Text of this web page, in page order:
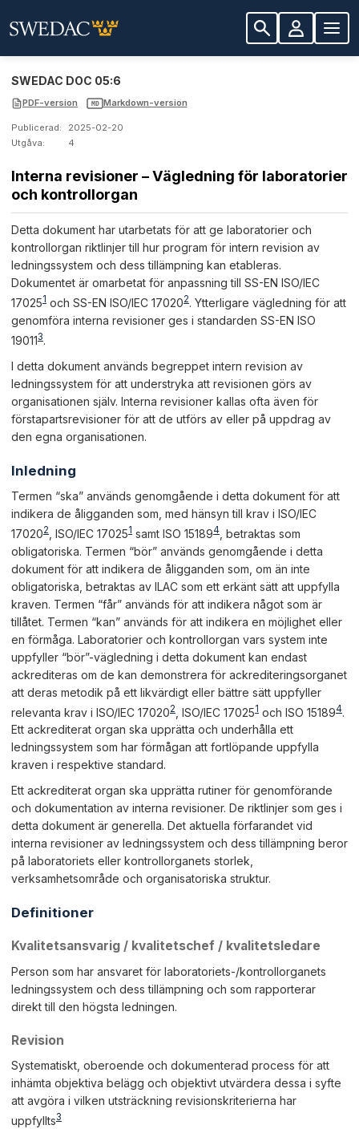
SWEDAC DOC 05:6
PDF-version MD Markdown-version
Publicerad:
2025-02-20
Utgåva:
4
Interna revisioner – Vägledning för laboratorier
och kontrollorgan
Detta dokument har utarbetats för att ge laboratorier och
kontrollorgan riktlinjer till hur program för intern revision av
ledningssystem och dess tillämpning kan etableras.
Dokumentet är omarbetat för anpassning till SS-EN ISO/IEC
170251 och SS-EN ISO/IEC 170202. Ytterligare vägledning för att
genomföra interna revisioner ges i standarden SS-EN ISO
190113.
I detta dokument används begreppet intern revision av
ledningssystem för att understryka att revisionen görs av
organisationen själv. Interna revisioner kallas ofta även för
förstapartsrevisioner för att de utförs av eller på uppdrag av
den egna organisationen.
Inledning
Termen “ska” används genomgående i detta dokument för att
indikera de åligganden som, med hänsyn till krav i ISO/IEC
170202 , ISO/IEC 170251 samt ISO 151894
, betraktas som
obligatoriska. Termen “bör” används genomgående i detta
dokument för att indikera de åligganden som, om än inte
obligatoriska, betraktas av ILAC som ett erkänt sätt att uppfylla
kraven. Termen “får” används för att indikera något som är
tillåtet. Termen “kan” används för att indikera en möjlighet eller
en förmåga. Laboratorier och kontrollorgan vars system inte
uppfyller “bör”-vägledning i detta dokument kan endast
ackrediteras om de kan demonstrera för ackrediteringsorganet
att deras metodik på ett likvärdigt eller bättre sätt uppfyller
relevanta krav i ISO/IEC 170202 , ISO/IEC 170251 och ISO 151894
Ett ackrediterat organ ska upprätta och underhålla ett
ledningssystem som har förmågan att fortlöpande uppfylla
kraven i respektive standard.
Ett ackrediterat organ ska upprätta rutiner för genomförande
och dokumentation av interna revisioner. De riktlinjer som ges i
detta dokument är generella. Det aktuella förfarandet vid
interna revisioner av ledningssystem och dess tillämpning beror
på laboratoriets eller kontrollorganets storlek,
verksamhetsområde och organisatoriska struktur.
Definitioner
Kvalitetsansvarig / kvalitetschef / kvalitetsledare
Person som har ansvaret för laboratoriets-/kontrollorganets
ledningssystem och dess tillämpning och som rapporterar
direkt till den högsta ledningen.
Revision
Systematiskt, oberoende och dokumenterad process för att
inhämta objektiva belägg och objektivt utvärdera dessa i syfte
att avgöra i vilken utsträckning revisionskriterierna har
uppfyllts3